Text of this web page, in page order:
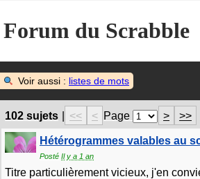
Forum du Scrabble
Voir aussi : listes de mots
102 sujets | << < Page >
>>
Hétérogrammes valables au
Posté Il y a 1 an
Titre particulièrement vicieux, j'en